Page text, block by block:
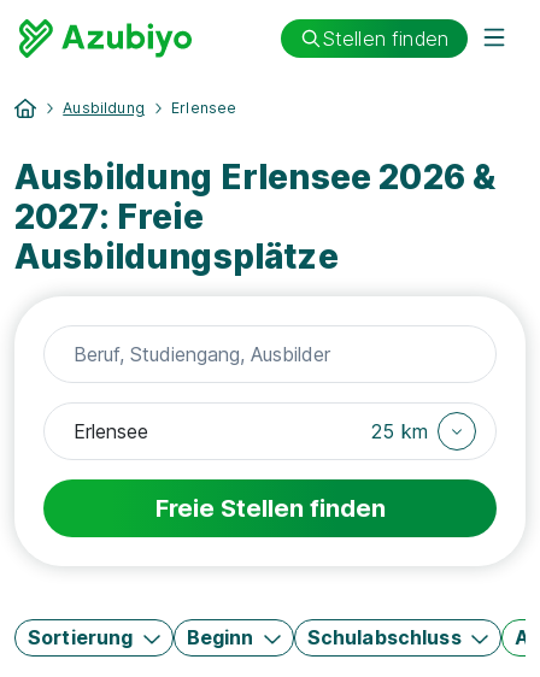
Stellen finden
Ausbildung Erlensee
Ausbildung Erlensee 2026 &
2027: Freie
Ausbildungsplätze
25 km
Freie Stellen finden
Sortierung Beginn Schulabschluss